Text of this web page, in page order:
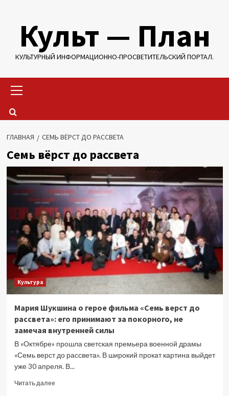
содержимому
Культ — План
КУЛЬТУРНЫЙ ИНФОРМАЦИОННО-ПРОСВЕТИТЕЛЬСКИЙ ПОРТАЛ.
меню
ГЛАВНАЯ СЕМЬ ВЁРСТ ДО РАССВЕТА
Семь вёрст до рассвета
Культура
Мария Шукшина о герое фильма «Семь верст до
рассвета»: его принимают за покорного, не
замечая внутренней силы
В «Октябре» прошла светская премьера военной драмы
«Семь верст до рассвета». В широкий прокат картина выйдет
уже 30 апреля. В...
Читать далееПрочитать